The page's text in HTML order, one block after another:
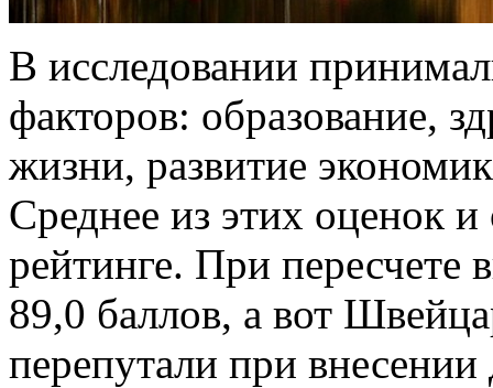
В исследовании
факторов: образование,
жизни, развитие
Среднее из этих оценок
рейтинге. При пересчете
89,0 баллов, а вот
перепутали при